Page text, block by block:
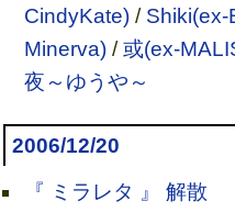
CindyKate)/ Shiki(ex-
Minerva)/或(ex-
夜～ゆうや～
2006/12/20
『 ミラレタ 』 解散